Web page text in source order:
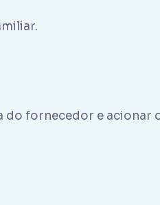
do fornecedor e acionar